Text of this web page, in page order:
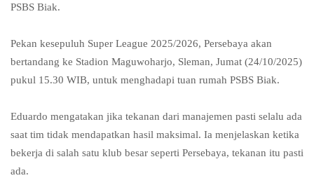
PSBS Biak.
Pekan kesepuluh Super League 2025/2026, Persebaya akan
bertandang ke Stadion Maguwoharjo, Sleman, Jumat (24/10/2025)
pukul 15.30 WIB, untuk menghadapi tuan rumah PSBS Biak.
Eduardo mengatakan jika tekanan dari manajemen pasti selalu ada
saat tim tidak mendapatkan hasil maksimal. Ia menjelaskan ketika
bekerja di salah satu klub besar seperti Persebaya, tekanan itu pasti
ada.